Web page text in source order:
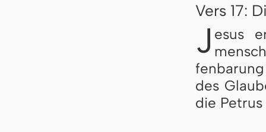
Vers 17:
J esus
des
die